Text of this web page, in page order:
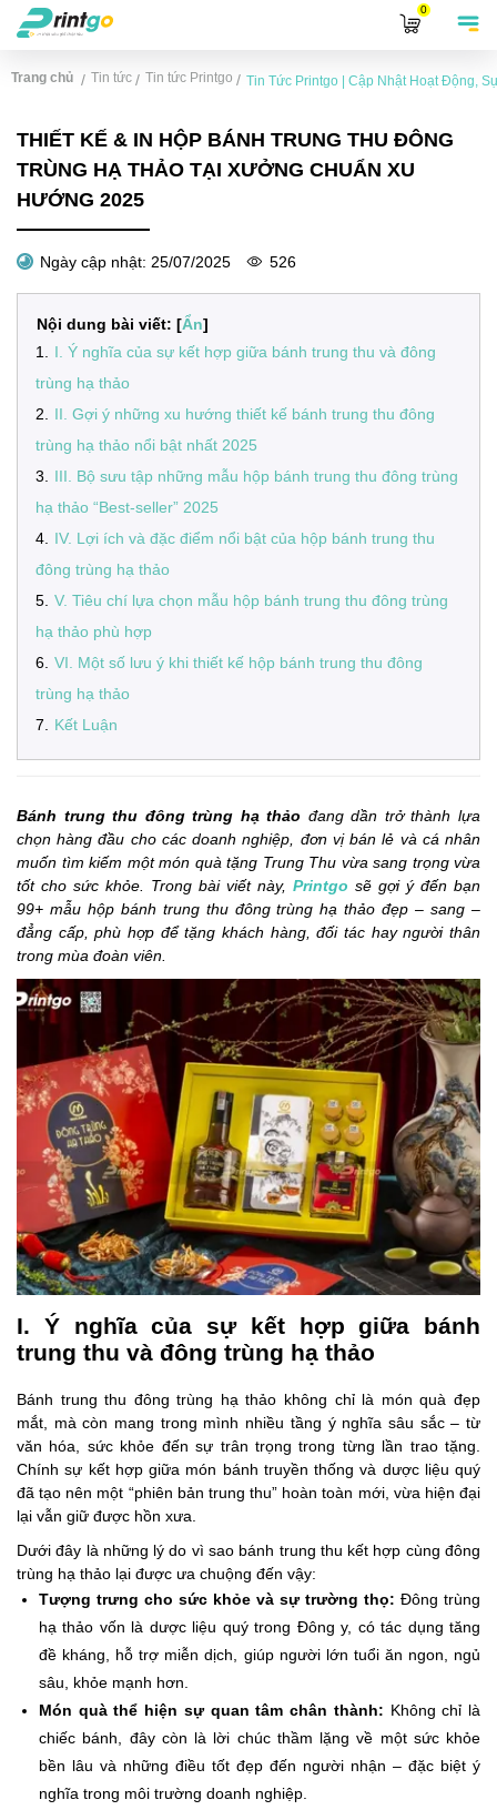
0
Trang chủ / Tin tức / Tin tức Printgo / Tin Tức Printgo | Cập Nhật Hoạt Động,
THIẾT KẾ & IN HỘP BÁNH TRUNG THU ĐÔNG
TRÙNG HẠ THẢO TẠI XƯỞNG CHUẨN XU
HƯỚNG 2025
Ngày cập nhật: 25/07/2025 526
Nội dung bài viết: [Ẩn]
1
I. Ý nghĩa của sự kết hợp giữa bánh trung thu và đông
trùng hạ thảo
2
II. Gợi ý những xu hướng thiết kế bánh trung thu đông
trùng hạ thảo nổi bật nhất 2025
3
III. Bộ sưu tập những mẫu hộp bánh trung thu đông trùng
hạ thảo “Best-seller” 2025
4
IV. Lợi ích và đặc điểm nổi bật của hộp bánh trung thu
đông trùng hạ thảo
5 V. Tiêu chí lựa chọn mẫu hộp bánh trung thu đông trùng
hạ thảo phù hợp
6 VI. Một số lưu ý khi thiết kế hộp bánh trung thu đông
trùng hạ thảo
7
Kết Luận
Bánh trung thu đông trùng hạ thảo đang dần trở thành lựa
chọn hàng đầu cho các doanh nghiệp, đơn vị bán lẻ và cá nhân
muốn tìm kiếm một món quà tặng Trung Thu vừa sang trọng vừa
tốt cho sức khỏe. Trong bài viết này, Printgo sẽ gợi ý đến bạn
99+ mẫu hộp bánh trung thu đông trùng hạ thảo đẹp – sang –
đẳng cấp, phù hợp để tặng khách hàng, đối tác hay người thân
trong mùa đoàn viên.
I. Ý nghĩa của sự kết hợp giữa bánh
trung thu và đông trùng hạ thảo
Bánh trung thu đông trùng hạ thảo không chỉ là món quà đẹp
mắt, mà còn mang trong mình nhiều tầng ý nghĩa sâu sắc – từ
văn hóa, sức khỏe đến sự trân trọng trong từng lần trao tặng.
Chính sự kết hợp giữa món bánh truyền thống và dược liệu quý
đã tạo nên một “phiên bản trung thu” hoàn toàn mới, vừa hiện đại
lại vẫn giữ được hồn xưa.
Dưới đây là những lý do vì sao bánh trung thu kết hợp cùng đông
trùng hạ thảo lại được ưa chuộng đến vậy:
Tượng trưng cho sức khỏe và sự trường thọ: Đông trùng
hạ thảo vốn là dược liệu quý trong Đông y, có tác dụng tăng
đề kháng, hỗ trợ miễn dịch, giúp người lớn tuổi ăn ngon, ngủ
sâu, khỏe mạnh hơn.
Món quà thể hiện sự quan tâm chân thành: Không chỉ là
chiếc bánh, đây còn là lời chúc thầm lặng về một sức khỏe
bền lâu và những điều tốt đẹp đến người nhận – đặc biệt ý
nghĩa trong môi trường doanh nghiệp.